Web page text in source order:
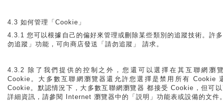
4.3 如何管理「Cookie」
4.3.1 您可以根據自己的偏好來管理或刪除某些類別的追蹤技術。許
勿追蹤」功能，可向商店發送「請勿追蹤」 請求。
4.3.2 除了我們提供的控制之外，您還可以選擇在其互聯網瀏
Cookie。大多數互聯網瀏覽器還允許您選擇是禁用所有 Cookie
Cookie。默認情況下，大多數互聯網瀏覽器 都接受 Cookie，但可
詳細資訊，請參閱 Internet 瀏覽器中的「説明」功能表或設備的文件